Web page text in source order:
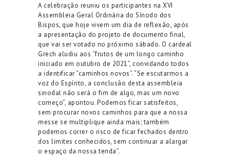
A celebração reuniu os participantes na XVI
Assembleia Geral Ordinária do Sínodo dos
Bispos, que hoje vivem um dia de reflexão, após
a apresentação do projeto de documento final,
que vai ser votado no próximo sábado. O cardeal
Grech aludiu aos “frutos de um longo caminho
iniciado em outubro de 2021”, convidando todos
a identificar “caminhos novos”. “Se escutarmos a
voz do Espírito, a conclusão desta assembleia
sinodal não será o fim de algo, mas um novo
começo”, apontou. Podemos ficar satisfeitos,
sem procurar novos caminhos para que a nossa
messe se multiplique ainda mais; também
podemos correr o risco de ficar fechados dentro
dos limites conhecidos, sem continuar a alargar
o espaço da nossa tenda”.